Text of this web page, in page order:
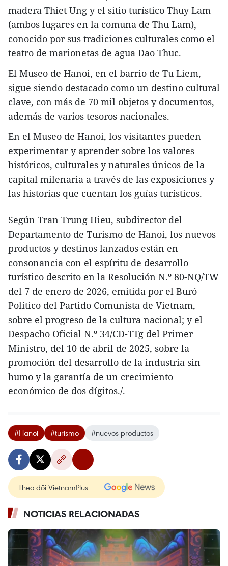
madera Thiet Ung y el sitio turístico Thuy Lam
(ambos lugares en la comuna de Thu Lam),
conocido por sus tradiciones culturales como el
teatro de marionetas de agua Dao Thuc.
El Museo de Hanoi, en el barrio de Tu Liem,
sigue siendo destacado como un destino cultural
clave, con más de 70 mil objetos y documentos,
además de varios tesoros nacionales.
En el Museo de Hanoi, los visitantes pueden
experimentar y aprender sobre los valores
históricos, culturales y naturales únicos de la
capital milenaria a través de las exposiciones y
las historias que cuentan los guías turísticos.
Según Tran Trung Hieu, subdirector del
Departamento de Turismo de Hanoi, los nuevos
productos y destinos lanzados están en
consonancia con el espíritu de desarrollo
turístico descrito en la Resolución N.º 80-NQ/TW
del 7 de enero de 2026, emitida por el Buró
Político del Partido Comunista de Vietnam,
sobre el progreso de la cultura nacional; y el
Despacho Oficial N.º 34/CD-TTg del Primer
Ministro, del 10 de abril de 2025, sobre la
promoción del desarrollo de la industria sin
humo y la garantía de un crecimiento
económico de dos dígitos./.
#Hanoi #turismo #nuevos productos
Theo dõi VietnamPlus
NOTICIAS RELACIONADAS